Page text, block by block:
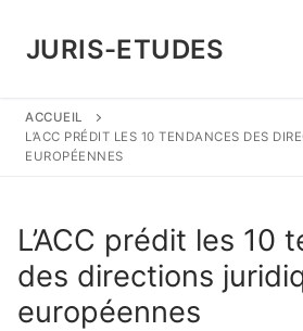
contenu
JURIS-ETUDES
ACCUEIL
L’ACC PRÉDIT LES 10 TENDANCES DES
EUROPÉENNES
L’ACC prédit les 10
des directions
européennes